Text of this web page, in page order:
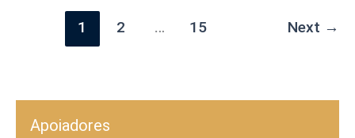
1 2 … 15 Next →
Apoiadores